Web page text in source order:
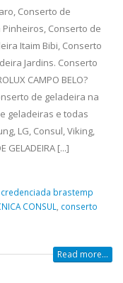
Conserto de
Conserto de
Itaim Bibi, Conserto
Jardins. Conserto
CAMPO BELO?
de geladeira na
geladeiras e todas
LG, Consul, Viking,
GELADEIRA [...]
credenciada brastemp
CONSUL, conserto
Read more...